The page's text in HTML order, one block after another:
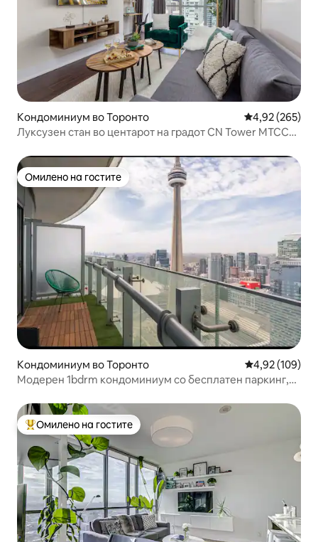
Кондоминиум во Торонто Просечна
4,92 (265)
Луксузен стан во центарот на градот CN Tower MTCC
Омилено на гостите
Омилено на гостите
Кондоминиум во Торонто Просечна
4,92 (109)
Модерен 1bdrm кондоминиум со бесплатен паркинг,
Меѓу најуспешните „Омилени на гостите“
Омилено на гостите